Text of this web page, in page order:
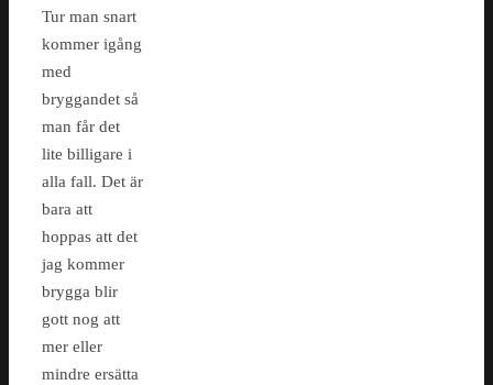
Tur man snart
kommer igång
med
bryggandet så
man får det
lite billigare i
alla fall. Det är
bara att
hoppas att det
jag kommer
brygga blir
gott nog att
mer eller
mindre ersätta